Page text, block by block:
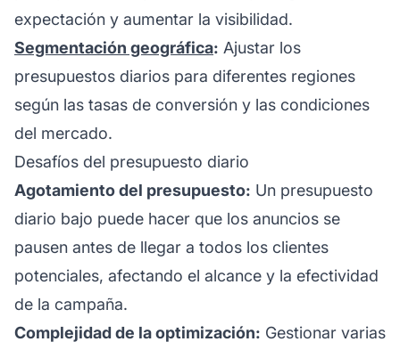
expectación y aumentar la visibilidad.
Segmentación geográfica: Ajustar los
presupuestos diarios para diferentes regiones
según las tasas de conversión y las condiciones
del mercado.
Desafíos del presupuesto diario
Agotamiento del presupuesto: Un presupuesto
diario bajo puede hacer que los anuncios se
pausen antes de llegar a todos los clientes
potenciales, afectando el alcance y la efectividad
de la campaña.
Complejidad de la optimización: Gestionar varias